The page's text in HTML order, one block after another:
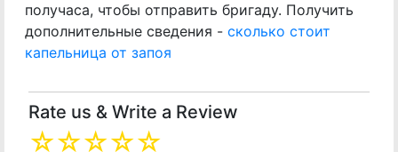
получаса, чтобы отправить бригаду. Получить
дополнительные сведения - сколько стоит
капельница от запоя
Rate us & Write a Review
☆
☆
☆
☆
☆